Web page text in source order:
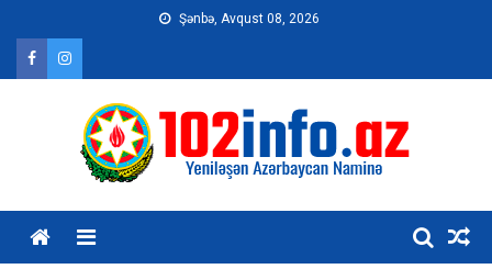
content
Şənbə, Avqust 08, 2026